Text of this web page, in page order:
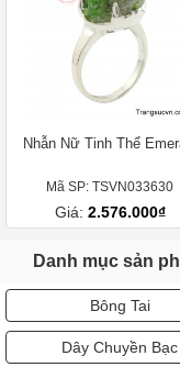
Nhẫn Nữ Tinh Thể
Mã SP: TSVN033630
Giá: 2.576.000₫
Danh mục sản
Bông Tai
Dây Chuyền Bạc